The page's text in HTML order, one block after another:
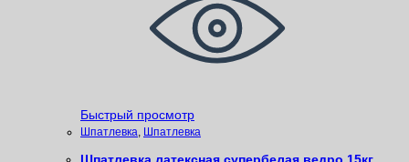
Быстрый просмотр
Шпатлевка, Шпатлевка